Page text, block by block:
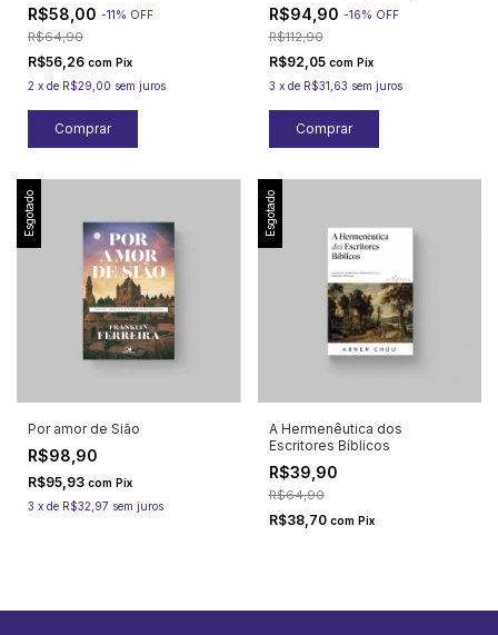
R$58,00 -11% OFF
R$64,90
R$56,26 com Pix
2 x de R$29,00 sem juros
R$94,90 -16% OFF
R$112,90
R$92,05 com Pix
3 x de R$31,63 sem juros
Esgotado
Por amor de Sião
R$98,90
R$95,93 com Pix
3 x de R$32,97 sem juros
Esgotado
A Hermenêutica dos
Escritores Bíblicos
R$39,90
R$64,90
R$38,70 com Pix